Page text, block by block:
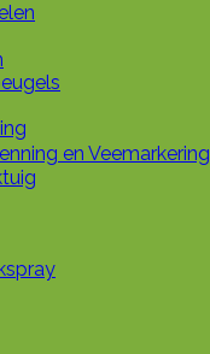
en Veemarkering